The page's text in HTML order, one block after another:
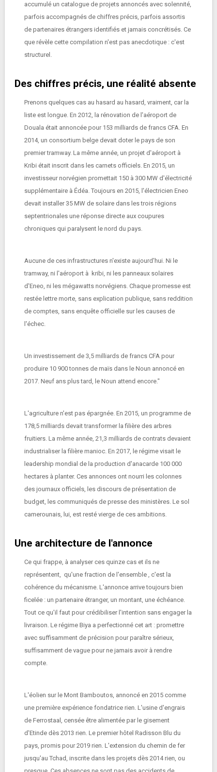
accumulé un catalogue de projets annoncés avec solennité,
parfois accompagnés de chiffres précis, parfois assortis
de partenaires étrangers identifiés et jamais concrétisés. Ce
que révèle cette compilation n'est pas anecdotique : c'est
structurel.
Des chiffres précis, une réalité absente
Prenons quelques cas au hasard au hasard, vraiment, car la
liste est longue. En 2012, la rénovation de l'aéroport de
Douala était annoncée pour 153 milliards de francs CFA. En
2014, un consortium belge devait doter le pays de son
premier tramway. La même année, un projet d'aéroport à
Kribi était inscrit dans les carnets officiels. En 2015, un
investisseur norvégien promettait 150 à 300 MW d'électricité
supplémentaire à Édéa. Toujours en 2015, l'électricien Eneo
devait installer 35 MW de solaire dans les trois régions
septentrionales une réponse directe aux coupures
chroniques qui paralysent le nord du pays.
Aucune de ces infrastructures n'existe aujourd'hui. Ni le
tramway, ni l'aéroport à kribi, ni les panneaux solaires
d'Eneo, ni les mégawatts norvégiens. Chaque promesse est
restée lettre morte, sans explication publique, sans reddition
de comptes, sans enquête officielle sur les causes de
l'échec.
Un investissement de 3,5 milliards de francs CFA pour
produire 10 900 tonnes de maïs dans le Noun annoncé en
2017. Neuf ans plus tard, le Noun attend encore."
L'agriculture n'est pas épargnée. En 2015, un programme de
178,5 milliards devait transformer la filière des arbres
fruitiers. La même année, 21,3 milliards de contrats devaient
industrialiser la filière manioc. En 2017, le régime visait le
leadership mondial de la production d'anacarde 100 000
hectares à planter. Ces annonces ont nourri les colonnes
des journaux officiels, les discours de présentation de
budget, les communiqués de presse des ministères. Le sol
camerounais, lui, est resté vierge de ces ambitions.
Une architecture de l'annonce
Ce qui frappe, à analyser ces quinze cas et ils ne
représentent, qu'une fraction de l'ensemble , c'est la
cohérence du mécanisme. L'annonce arrive toujours bien
ficelée : un partenaire étranger, un montant, une échéance.
Tout ce qu'il faut pour crédibiliser l'intention sans engager la
livraison. Le régime Biya a perfectionné cet art : promettre
avec suffisamment de précision pour paraître sérieux,
suffisamment de vague pour ne jamais avoir à rendre
compte.
L'éolien sur le Mont Bamboutos, annoncé en 2015 comme
une première expérience fondatrice rien. L'usine d'engrais
de Ferrostaal, censée être alimentée par le gisement
d'Etinde dès 2013 rien. Le premier hôtel Radisson Blu du
pays, promis pour 2019 rien. L'extension du chemin de fer
jusqu'au Tchad, inscrite dans les projets dès 2014 rien, ou